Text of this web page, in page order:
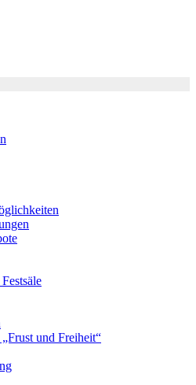
und Freiheit“